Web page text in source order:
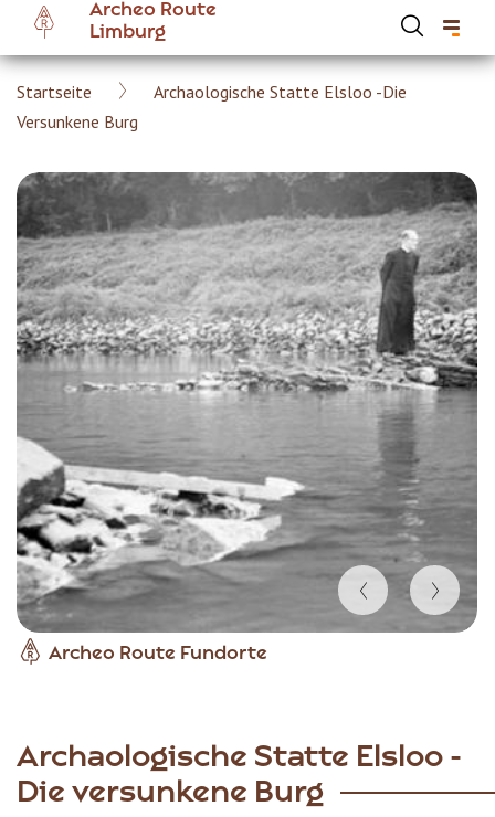
main
content
Archeo Route
Limburg
Breadcrumb
Startseite
Archaologische Statte Elsloo -Die
Versunkene Burg
Archeo Route Fundorte
Item
Archaologische Statte Elsloo -
Die versunkene Burg